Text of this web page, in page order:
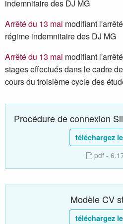
indemnitaire des DJ MG
Arrêté du 13 mai modifiant
régime indemnitaire des DJ MG
Arrêté du 13 mai modifiant
stages effectués dans le cadre
cours du troisième cycle des
Procédure de connexion
téléchargez
pdf -
Modèle CV
téléchargez